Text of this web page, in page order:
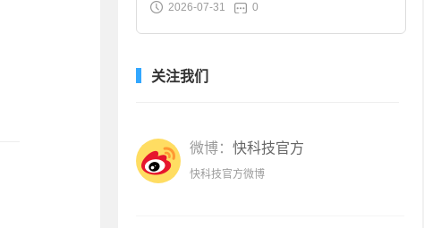
皂2斤大促
2026-07-31 0
关注我们
微博： 快科技官方
快科技官方微博